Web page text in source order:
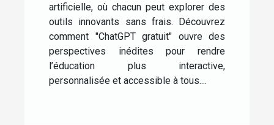
artificielle, où chacun peut explorer des
outils innovants sans frais. Découvrez
comment "ChatGPT gratuit" ouvre des
perspectives inédites pour rendre
l’éducation plus interactive,
personnalisée et accessible à tous....